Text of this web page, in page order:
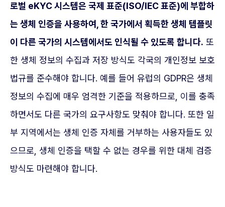
로벌 eKYC 시스템은 국제 표준(ISO/IEC 표준)에 부합하
는 생체 인증을 사용하여, 한 국가에서 획득한 생체 템플릿
이 다른 국가의 시스템에서도 인식될 수 있도록 합니다. 또
한 생체 정보의 수집과 저장 방식도 각국의 개인정보 보호
법규를 준수해야 합니다. 예를 들어 유럽의 GDPR은 생체
정보의 수집에 매우 엄격한 기준을 적용하므로, 이를 충족
하면서도 다른 국가의 요구사항도 맞춰야 합니다. 또한 일
부 지역에서는 생체 인증 자체를 거부하는 사용자들도 있
으므로, 생체 인증을 택할 수 없는 경우를 위한 대체 검증
방식도 마련해야 합니다.